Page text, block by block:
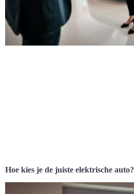
Hoe kies je de juiste elektrische auto?